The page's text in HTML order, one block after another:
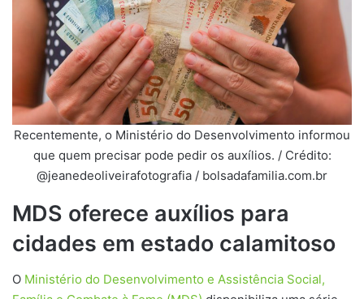
Recentemente, o Ministério do Desenvolvimento informou
que quem precisar pode pedir os auxílios. / Crédito:
@jeanedeoliveirafotografia / bolsadafamilia.com.br
MDS oferece auxílios para
cidades em estado calamitoso
O Ministério do Desenvolvimento e Assistência Social,